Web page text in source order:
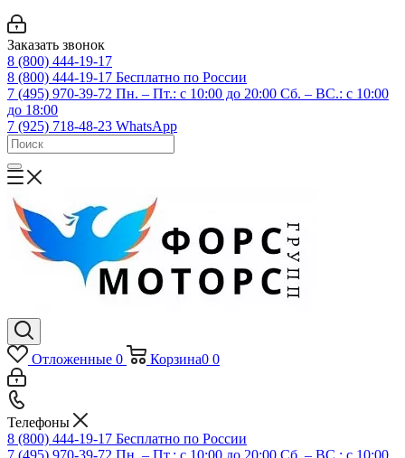
Заказать звонок
8 (800) 444-19-17
8 (800) 444-19-17 Бесплатно по России
7 (495) 970-39-72 Пн. – Пт.: с 10:00 до 20:00 Сб. – ВС.: c 10:00
до 18:00
7 (925) 718-48-23 WhatsApp
Отложенные 0 Корзина0 0
Телефоны
8 (800) 444-19-17 Бесплатно по России
7 (495) 970-39-72 Пн. – Пт.: с 10:00 до 20:00 Сб. – ВС.: c 10:00